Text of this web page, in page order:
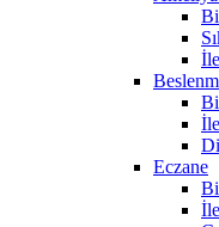
Eczane